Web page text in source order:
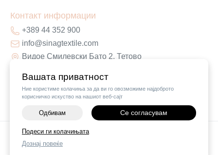
Вашата приватност
Ние користиме колачиња за да ви го овозможиме најдоброто
корисничко искуство на нашиот веб-сајт
Одбивам Се согласувам
Подеси ги колачињата
Дознај повеќе
+
Контакт информации
+389 44 352 900
info@sinagtextile.com
Видое Смилевски Бато 2, Тетово
©2026Vendor x
Поставки за колачиња